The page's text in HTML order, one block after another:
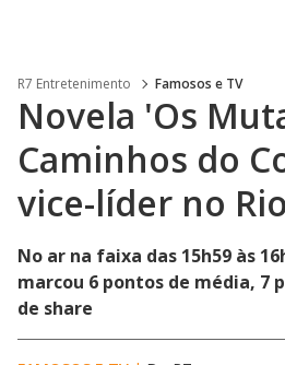
R7 Entretenimento Famosos e TV
Novela 'Os
Caminhos do
vice-líder no Rio
No ar na faixa das 15h59 às
marcou 6 pontos de média, 7
de share